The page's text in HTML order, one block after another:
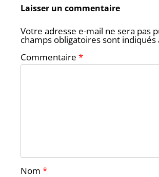
Laisser un commentaire
Votre adresse e-mail ne sera pas
champs obligatoires sont indiqués
Commentaire *
Nom *